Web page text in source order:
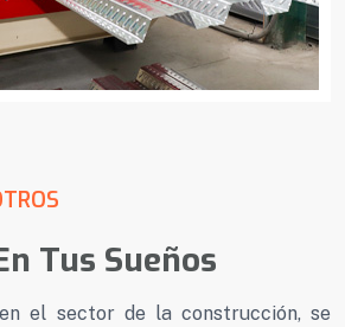
Tus Sueños
el sector de la construcción, se